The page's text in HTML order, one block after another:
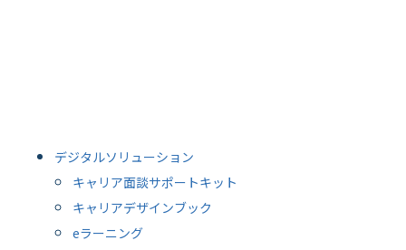
デジタルソリューション
キャリア面談サポートキット
キャリアデザインブック
eラーニング